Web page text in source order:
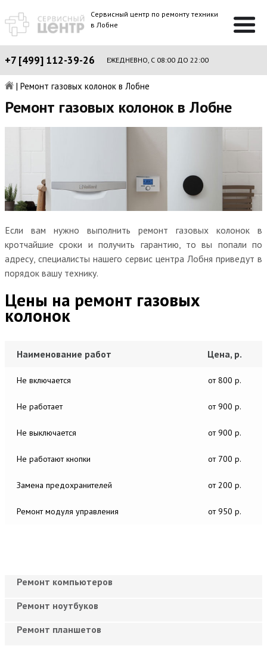
Сервисный центр по ремонту техники
в Лобне
+7 [499] 112-39-26 ЕЖЕДНЕВНО, С 08:00 ДО 22:00
| Ремонт газовых колонок в Лобне
Ремонт газовых колонок в Лобне
Если вам нужно выполнить ремонт газовых колонок в
кротчайшие сроки и получить гарантию, то вы попали по
адресу, специалисты нашего сервис центра Лобня приведут в
порядок вашу технику.
Цены на ремонт газовых
колонок
Наименование работ Цена, р.
Не включается от 800 р.
Не работает от 900 р.
Не выключается от 900 р.
Не работают кнопки от 700 р.
Замена предохранителей от 200 р.
Ремонт модуля управления от 950 р.
Ремонт компьютеров
Ремонт ноутбуков
Ремонт планшетов